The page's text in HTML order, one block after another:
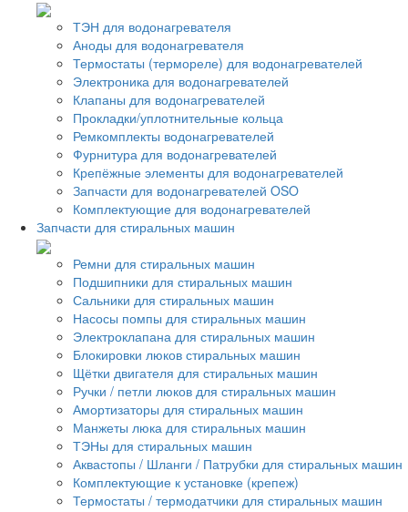
ТЭН для водонагревателя
Аноды для водонагревателя
Термостаты (термореле) для водонагревателей
Электроника для водонагревателей
Клапаны для водонагревателей
Прокладки/уплотнительные кольца
Ремкомплекты водонагревателей
Фурнитура для водонагревателей
Крепёжные элементы для водонагревателей
Запчасти для водонагревателей OSO
Комплектующие для водонагревателей
Запчасти для стиральных машин
Ремни для стиральных машин
Подшипники для стиральных машин
Сальники для стиральных машин
Насосы помпы для стиральных машин
Электроклапана для стиральных машин
Блокировки люков стиральных машин
Щётки двигателя для стиральных машин
Ручки / петли люков для стиральных машин
Амортизаторы для стиральных машин
Манжеты люка для стиральных машин
ТЭНы для стиральных машин
Аквастопы / Шланги / Патрубки для стиральных машин
Комплектующие к установке (крепеж)
Термостаты / термодатчики для стиральных машин